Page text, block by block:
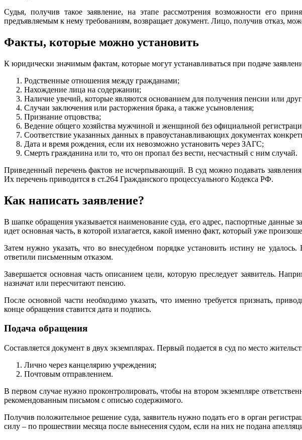
Судья, получив такое заявление, на этапе рассмотрения возможности его
предъявляемым к нему требованиям, возвращает документ. Лицо, получив отказ,
Факты, которые можно установить
К юридически значимым фактам, которые могут устанавливаться при подаче
Родственные отношения между гражданами;
Нахождение лица на содержании;
Наличие увечий, которые являются основанием для получения пенсии или
Случаи заключения или расторжения брака, а также усыновления;
Признание отцовства;
Ведение общего хозяйства мужчиной и женщиной без официальной
Соответствие указанных данных в правоустанавливающих документах
Дата и время рождения, если их невозможно установить через ЗАГС;
Смерть гражданина или то, что он пропал без вести, несчастный с ним случай.
Приведенный перечень фактов не исчерпывающий. В суд можно подавать
Их перечень приводится в ст.264 Гражданского процессуального Кодекса РФ.
Как написать заявление?
В шапке обращения указывается наименование суда, его адрес, паспортные данные
идет основная часть, в которой излагается, какой именно факт, который уже
Затем нужно указать, что во внесудебном порядке установить истину не
ответили письменным отказом.
Завершается основная часть описанием цели, которую преследует заявитель.
назначат или пересчитают пенсию.
После основной части необходимо указать, что именно требуется признать,
конце обращения ставится дата и подпись.
Подача обращения
Составляется документ в двух экземплярах. Первый подается в суд по место
Лично через канцелярию учреждения;
Почтовым отправлением.
В первом случае нужно проконтролировать, чтобы на втором экземпляре
рекомендованным письмом с описью содержимого.
Получив положительное решение суда, заявитель нужно подать его в орган
силу – по прошествии месяца после вынесения судом, если на них не подана